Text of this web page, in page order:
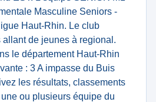
Masculine Seniors -
Haut-Rhin. Le club
de jeunes à regional.
le département Haut-Rhin
: 3 A impasse du Buis
les résultats, classements
ou plusieurs équipe du